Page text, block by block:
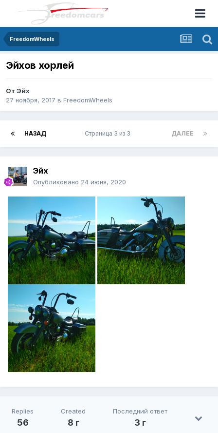
FreedomWheels
Эйхов хорлей
От Эйх
27 ноября, 2017 в FreedomWheels
НАЗАД ДАЛЕЕ
Страница 3 из 3
Эйх
Опубликовано 24 июня, 2020
Replies
56
Created
8 г
Последний ответ
3 г